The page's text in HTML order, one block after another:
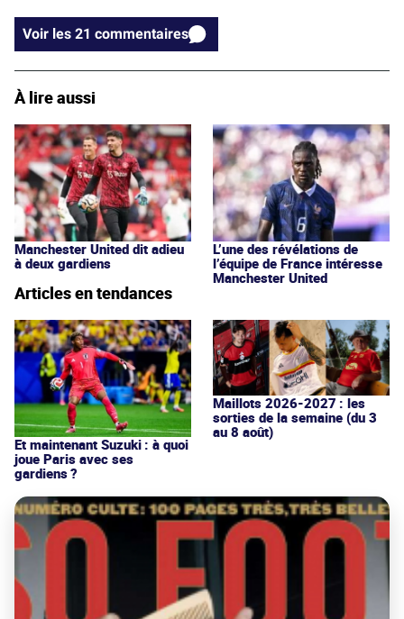
Voir les 21 commentaires
À lire aussi
Manchester United dit adieu
à deux gardiens
L’une des révélations de
l’équipe de France intéresse
Manchester United
Articles en tendances
Et maintenant Suzuki : à quoi
joue Paris avec ses
gardiens ?
Maillots 2026-2027 : les
sorties de la semaine (du 3
au 8 août)